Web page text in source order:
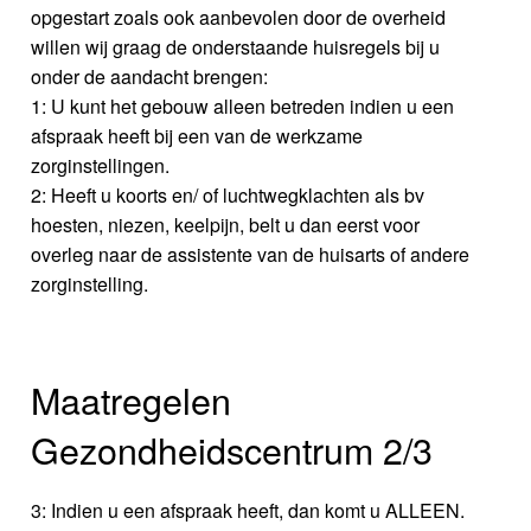
opgestart zoals ook aanbevolen door de overheid
willen wij graag de onderstaande huisregels bij u
onder de aandacht brengen:
1: U kunt het gebouw alleen betreden indien u een
afspraak heeft bij een van de werkzame
zorginstellingen.
2: Heeft u koorts en/ of luchtwegklachten als bv
hoesten, niezen, keelpijn, belt u dan eerst voor
overleg naar de assistente van de huisarts of andere
zorginstelling.
Maatregelen
Gezondheidscentrum 2/3
3: Indien u een afspraak heeft, dan komt u ALLEEN.